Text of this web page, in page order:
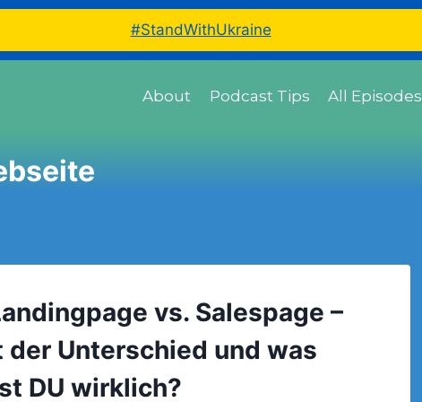
#StandWithUkraine
About Podcast Tips All Episodes
vs. Salespage –
der Unterschied und was
DU wirklich?